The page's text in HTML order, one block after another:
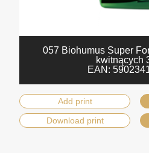
057 Biohumus Super
kwitnących
EAN:
Add print
Download print